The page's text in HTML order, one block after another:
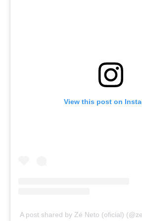
View this post on
A post shared by Zé Neto (oficial)